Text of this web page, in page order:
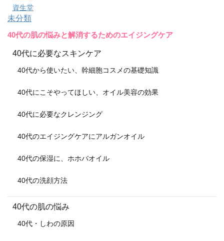
資生堂
未分類
40代の肌の悩みと解消するためのエイジングケア
40代に必要なスキンケア
40代から使いたい、幹細胞コスメの基礎知識
40代にこそやってほしい、オイル美容の効果
40代に必要なクレンジング
40代のエイジングケアにアルガンオイル
40代の保湿に、ホホバオイル
40代の洗顔方法
40代の肌の悩み
40代・しわの原因